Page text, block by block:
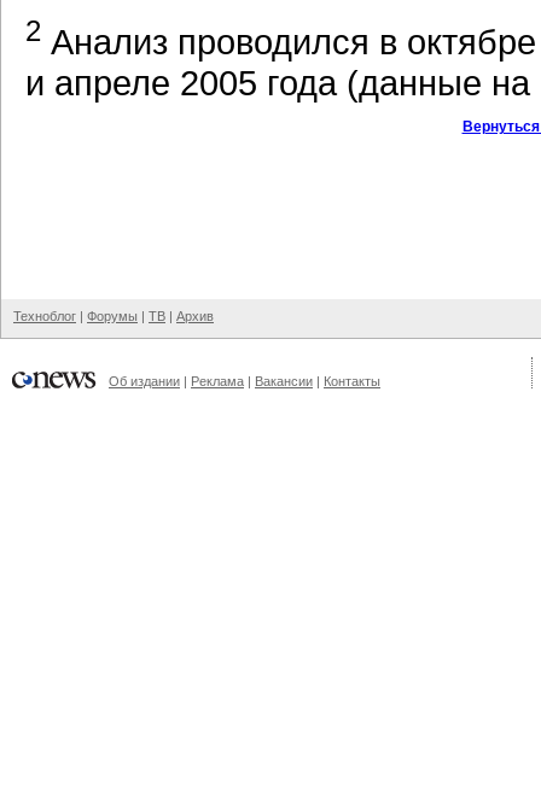
2 Анализ проводился в
и апреле 2005 года (данные на
Техноблог | Форумы | ТВ | Архив
Об издании | Реклама | Вакансии | Контакты